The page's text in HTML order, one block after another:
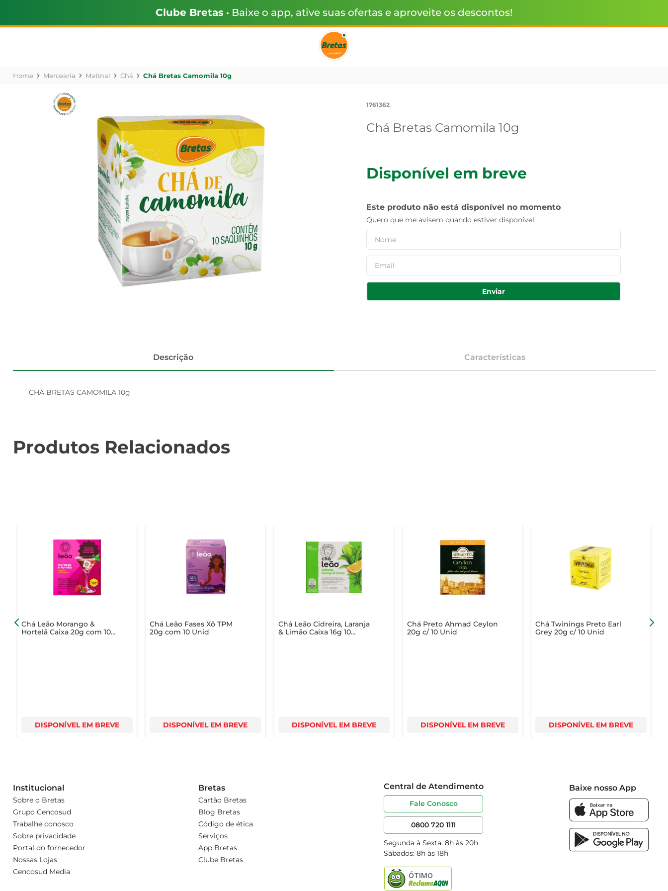
Clube Bretas • Baixe o app, ative suas ofertas e aproveite os descontos!
Mercearia Matinal Chá Chá Bretas Camomila 10g
1761362
Chá Bretas Camomila 10g
Disponível em breve
Este produto não está disponível no momento
Quero que me avisem quando estiver disponível
Enviar
Descrição Características
CHA BRETAS CAMOMILA 10g
Produtos Relacionados
Chá Leão Morango &
Hortelã Caixa 20g com 10
DISPONÍVEL EM BREVE
Chá Leão Fases Xô TPM
20g com 10 Unid
DISPONÍVEL EM BREVE
Chá Leão Cidreira, Laranja
& Limão Caixa 16g 10
DISPONÍVEL EM BREVE
Chá Preto Ahmad Ceylon
20g c/ 10 Unid
DISPONÍVEL EM BREVE
Chá Twinings Preto Earl
Grey 20g c/ 10 Unid
DISPONÍVEL EM BREVE
Institucional
Sobre o Bretas
Grupo Cencosud
Trabalhe conosco
Sobre privacidade
Portal do fornecedor
Nossas Lojas
Cencosud Media
Bretas
Cartão Bretas
Blog Bretas
Código de ética
Serviços
App Bretas
Clube Bretas
Central de Atendimento
Fale Conosco
0800 720 1111
Segunda à Sexta: 8h às 20h
Sábados: 8h às 18h
Baixe nosso App